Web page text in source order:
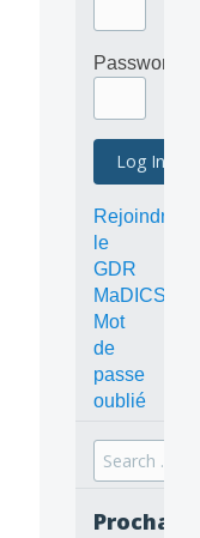
Password
Rejoindre
le
GDR
MaDICS
Mot
de
passe
oublié
Search
for: